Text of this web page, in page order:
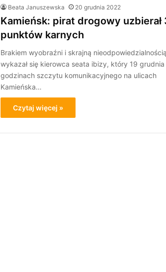
Beata Januszewska 20 grudnia 2022
Kamieńsk: pirat drogowy uzbierał
punktów karnych
Brakiem wyobraźni i skrajną nieodpowiedzialnością
wykazał się kierowca seata ibizy, który 19
godzinach szczytu komunikacyjnego na ulicach
Kamieńska…
Czytaj więcej »